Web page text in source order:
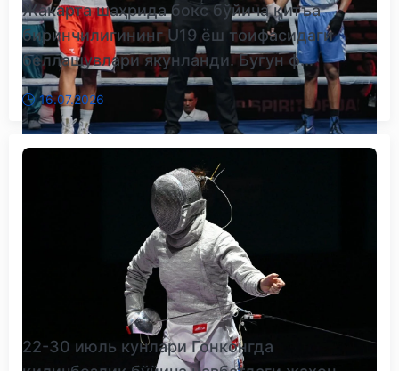
Жакарта шаҳрида бокс бўйича қитъа
биринчилигининг U19 ёш тоифасидаги
беллашувлари якунланди. Бугун ф...
16.07.2026
22-30 июль кунлари Гонконгда